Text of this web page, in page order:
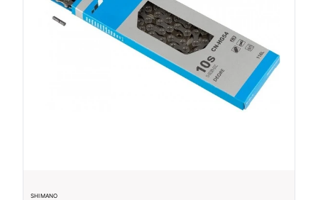
SHIMANO